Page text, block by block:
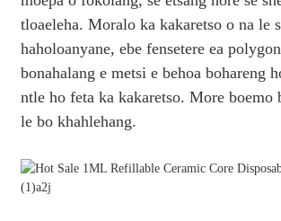
tloaeleha. Moralo ka kakaretso o na le
haholoanyane, ebe fensetere ea
bonahalang e metsi e behoa bohareng
ntle ho feta ka kakaretso. More boemo
le bo khahlehang.